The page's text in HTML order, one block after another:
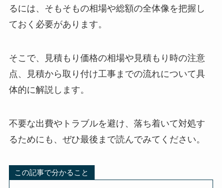
るには、そもそもの相場や総額の全体像を把握し
ておく必要があります。
そこで、見積もり価格の相場や見積もり時の注意
点、見積から取り付け工事までの流れについて具
体的に解説します。
不要な出費やトラブルを避け、落ち着いて対処す
るためにも、ぜひ最後まで読んでみてください。
この記事で分かること